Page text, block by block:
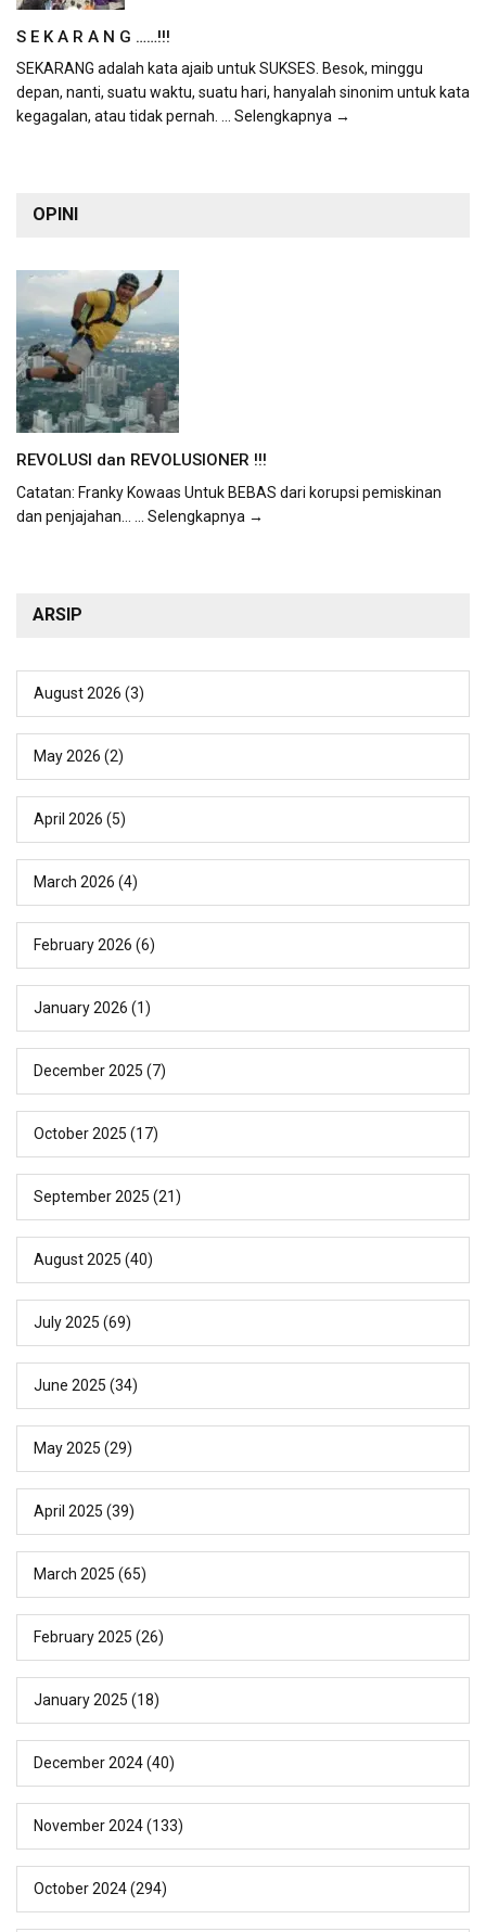
S E K A R A N G ……!!!
SEKARANG adalah kata ajaib untuk SUKSES. Besok, minggu
depan, nanti, suatu waktu, suatu hari, hanyalah sinonim untuk kata
kegagalan, atau tidak pernah. ... Selengkapnya →
OPINI
REVOLUSI dan REVOLUSIONER !!!
Catatan: Franky Kowaas Untuk BEBAS dari korupsi pemiskinan
dan penjajahan...
... Selengkapnya →
ARSIP
August 2026 (3)
May 2026 (2)
April 2026 (5)
March 2026 (4)
February 2026 (6)
January 2026 (1)
December 2025 (7)
October 2025 (17)
September 2025 (21)
August 2025 (40)
July 2025 (69)
June 2025 (34)
May 2025 (29)
April 2025 (39)
March 2025 (65)
February 2025 (26)
January 2025 (18)
December 2024(40)
November 2024(133)
October 2024(294)